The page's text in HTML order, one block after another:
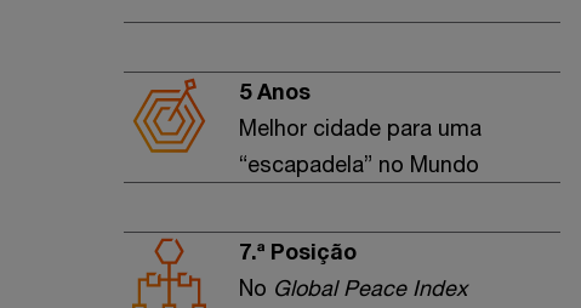
5 Anos
Melhor cidade para uma
“escapadela” no Mundo
7.ª Posição
No Global Peace Index